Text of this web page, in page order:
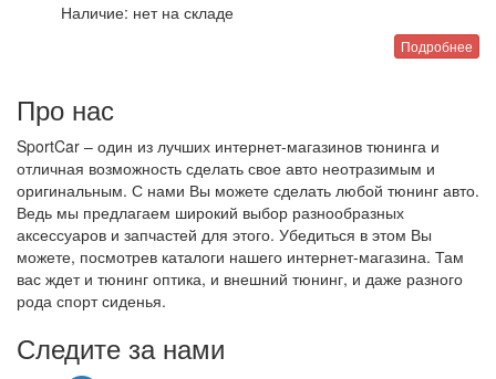
Наличие: нет на складе
Подробнее
Про нас
SportCar – один из лучших интернет-магазинов тюнинга и
отличная возможность сделать свое авто неотразимым и
оригинальным. С нами Вы можете сделать любой тюнинг авто.
Ведь мы предлагаем широкий выбор разнообразных
аксессуаров и запчастей для этого. Убедиться в этом Вы
можете, посмотрев каталоги нашего интернет-магазина. Там
вас ждет и тюнинг оптика, и внешний тюнинг, и даже разного
рода спорт сиденья.
Следите за нами